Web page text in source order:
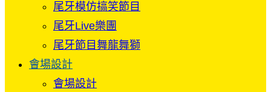
尾牙模仿搞笑節目
尾牙Live樂團
尾牙節目舞龍舞獅
會場設計
會場設計